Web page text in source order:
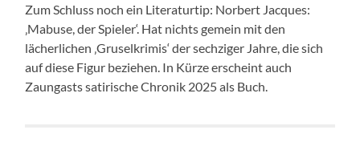
Zum Schluss noch ein Literaturtip: Norbert Jacques:
‚Mabuse, der Spieler‘. Hat nichts gemein mit den
lächerlichen ‚Gruselkrimis‘ der sechziger Jahre, die sich
auf diese Figur beziehen. In Kürze erscheint auch
Zaungasts satirische Chronik 2025 als Buch.